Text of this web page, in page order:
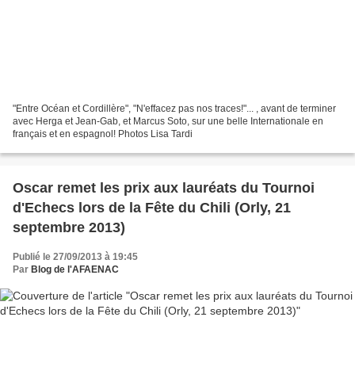
"Entre Océan et Cordillère", "N'effacez pas nos traces!"... , avant de terminer
avec Herga et Jean-Gab, et Marcus Soto, sur une belle Internationale en
français et en espagnol! Photos Lisa Tardi
Oscar remet les prix aux lauréats du Tournoi
d'Echecs lors de la Fête du Chili (Orly, 21
septembre 2013)
Publié le 27/09/2013 à 19:45
Par Blog de l'AFAENAC